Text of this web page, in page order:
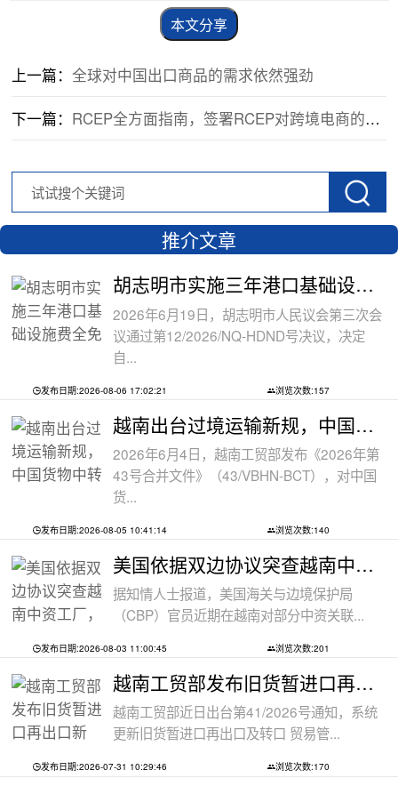
本文分享
上一篇：全球对中国出口商品的需求依然强劲
下一篇： RCEP全方面指南，签署RCEP对跨境电商的影响，一文读懂！
推介文章
胡志明市实施三年港口基础设施费全免政
2026年6月19日，胡志明市人民议会第三次会
议通过第12/2026/NQ-HDND号决议，决定
自...
发布日期:2026-08-06 17:02:21 浏览次数:157
越南出台过境运输新规，中国货物中转通
2026年6月4日，越南工贸部发布《2026年第
43号合并文件》（43/VBHN-BCT），对中国
货...
发布日期:2026-08-05 10:41:14 浏览次数:140
美国依据双边协议突查越南中资工厂，三
据知情人士报道，美国海关与边境保护局
（CBP）官员近期在越南对部分中资关联...
发布日期:2026-08-03 11:00:45 浏览次数:201
越南工贸部发布旧货暂进口再出口新规：
越南工贸部近日出台第41/2026号通知，系统
更新旧货暂进口再出口及转口 贸易管...
发布日期:2026-07-31 10:29:46 浏览次数:170